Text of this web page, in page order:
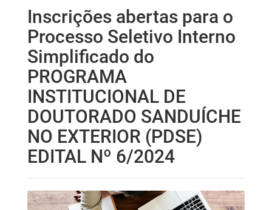
Inscrições abertas para o
Processo Seletivo Interno
Simplificado do
PROGRAMA
INSTITUCIONAL DE
DOUTORADO SANDUÍCHE
NO EXTERIOR (PDSE)
EDITAL Nº 6/2024